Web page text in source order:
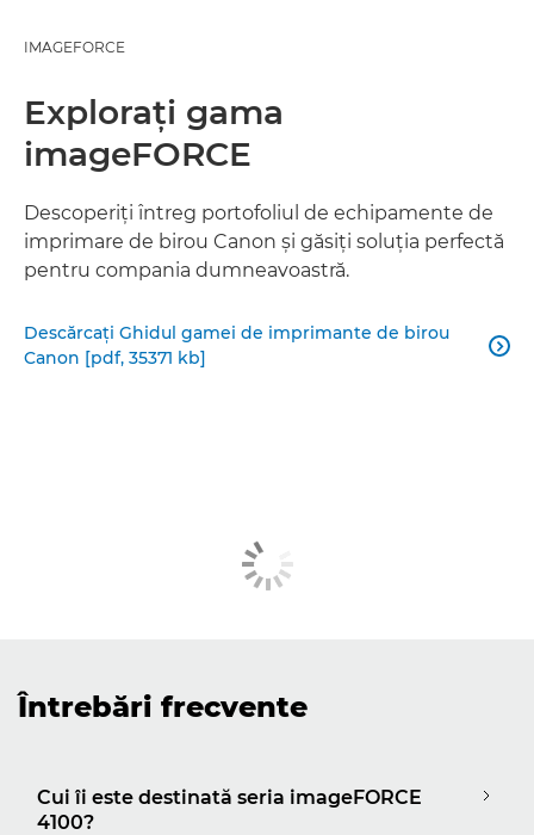
IMAGEFORCE
Exploraţi gama
imageFORCE
Descoperiţi întreg portofoliul de echipamente de
imprimare de birou Canon şi găsiţi soluţia perfectă
pentru compania dumneavoastră.
Descărcaţi Ghidul gamei de imprimante de birou
Canon [pdf, 35371 kb]

Întrebări frecvente
Cui îi este destinată seria imageFORCE
4100?